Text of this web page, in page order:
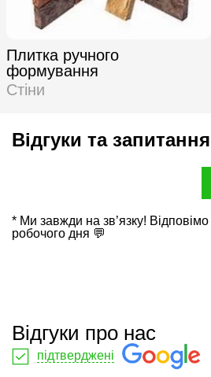
Плитка ручного
формування
Стіни
Відгуки та
* Ми завжди на зв’язку!
робочого дня 💬
Відгуки про нас
підтверджені